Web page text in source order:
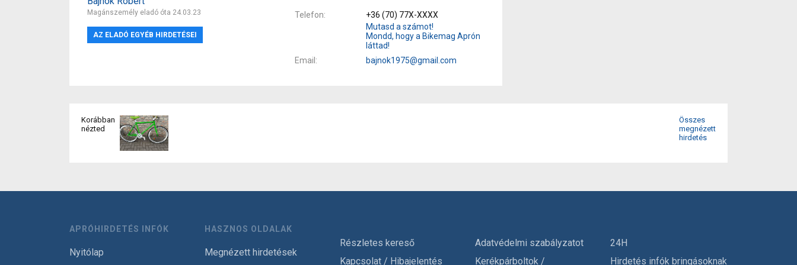
Magánszemély eladó óta 24.03.23
AZ ELADÓ EGYÉB HIRDETÉSEI
Telefon
+36 (70) 77X-XXXX
Mutasd a számot!
Mondd, hogy a Bikemag Aprón
láttad!
Email
bajnok1975@gmail.com
Korábban
nézted
Összes
megnézett
hirdetés
APRÓHIRDETÉS INFÓK
Nyitólap
HASZNOS OLDALAK
Megnézett hirdetések
Részletes kereső
Kapcsolat / Hibajelentés
Adatvédelmi szabályzatot
Kerékpárboltok /
24H
Hirdetés infók bringásoknak